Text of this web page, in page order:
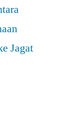
Jagat